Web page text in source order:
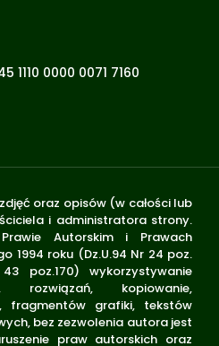
1110 0000 0071 7160
oraz opisów (w całości lub
i administratora strony.
Autorskim i Prawach
1994 roku (Dz.U.94 Nr 24 poz.
poz.170) wykorzystywanie
rozwiązań, kopiowanie,
fragmentów grafiki, tekstów
bez zezwolenia autora jest
praw autorskich oraz